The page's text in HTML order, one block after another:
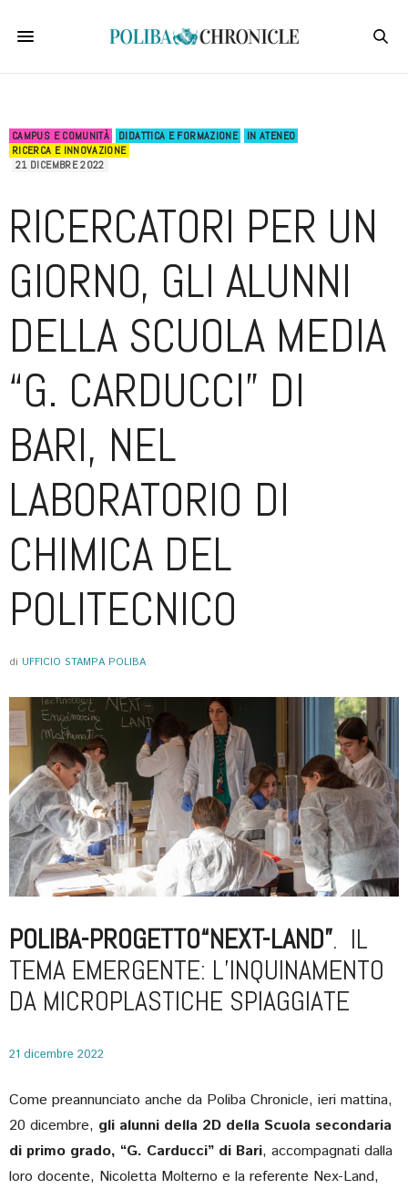
CAMPUS E COMUNITÀ DIDATTICA E FORMAZIONE
IN ATENEO
RICERCA E INNOVAZIONE
21 DICEMBRE 2022
RICERCATORI PER UN
GIORNO, GLI ALUNNI
DELLA SCUOLA MEDIA
“G. CARDUCCI” DI
BARI, NEL
LABORATORIO DI
CHIMICA DEL
POLITECNICO
di UFFICIO STAMPA POLIBA
POLIBA-PROGETTO“NEXT-LAND”. IL
TEMA EMERGENTE: L’INQUINAMENTO
DA MICROPLASTICHE SPIAGGIATE
21 dicembre 2022
Come preannunciato anche da Poliba Chronicle, ieri mattina,
20 dicembre, gli alunni della 2D della Scuola secondaria
di primo grado, “G. Carducci” di Bari, accompagnati dalla
loro docente, Nicoletta Molterno e la referente Nex-Land,